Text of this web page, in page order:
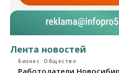
Лента новостей
Бизнес Общество
Работодатели